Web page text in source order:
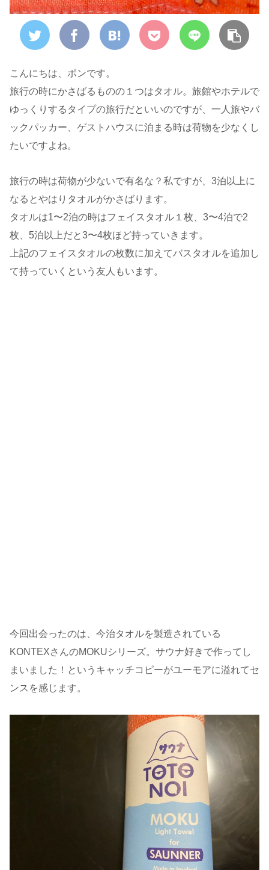
こんにちは、ポンです。
旅行の時にかさばるものの１つはタオル。旅館やホテルで
ゆっくりするタイプの旅行だといいのですが、一人旅やバ
ックパッカー、ゲストハウスに泊まる時は荷物を少なくし
たいですよね。
旅行の時は荷物が少ないで有名な？私ですが、3泊以上に
なるとやはりタオルがかさばります。
タオルは1〜2泊の時はフェイスタオル１枚、3〜4泊で2
枚、5泊以上だと3〜4枚ほど持っていきます。
上記のフェイスタオルの枚数に加えてバスタオルを追加し
て持っていくという友人もいます。
今回出会ったのは、今治タオルを製造されている
KONTEXさんのMOKUシリーズ。サウナ好きで作ってし
まいました！というキャッチコピーがユーモアに溢れてセ
ンスを感じます。